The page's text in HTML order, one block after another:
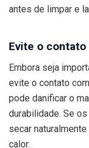
antes de limpar e
Evite o
Embora seja
evite o contato
pode danificar o
durabilidade. Se
secar
calor.